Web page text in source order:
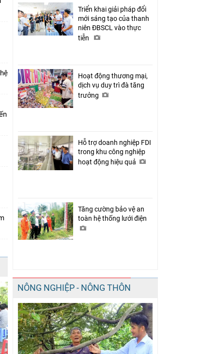
Triển khai giải pháp đổi
mới sáng tạo của thanh
niên ĐBSCL vào thực
tiễn
Hoạt động thương mại,
dịch vụ duy trì đà tăng
trưởng
Hỗ trợ doanh nghiệp FDI
trong khu công nghiệp
hoạt động hiệu quả
Tăng cường bảo vệ an
toàn hệ thống lưới điện
NÔNG NGHIỆP - NÔNG THÔN